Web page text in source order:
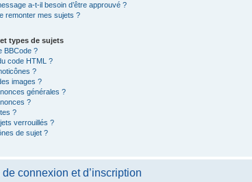
a-t-il besoin d’être approuvé ?
remonter mes sujets ?
types de sujets
BBCode ?
code HTML ?
?
images ?
générales ?
?
?
verrouillés ?
de sujet ?
connexion et d’inscription